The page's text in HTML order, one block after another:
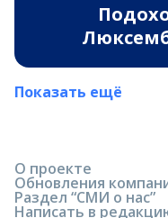
Показать ещё
О проекте
Обновления
Раздел “СМИ о нас”
Написать в